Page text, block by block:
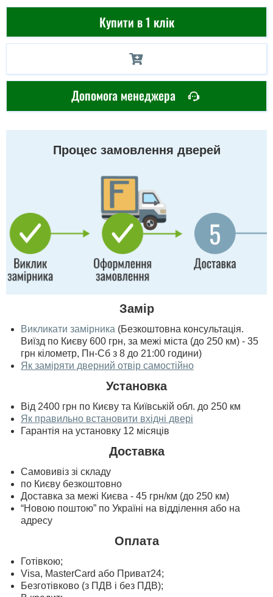
Купити в 1 клік
Допомога менеджера
Процес замовлення дверей
Замір
Викликати замірника (Безкоштовна консультація.
Виїзд по Києву 600 грн, за межі міста (до 250 км) - 35
грн кілометр, Пн-Сб з 8 до 21:00 години)
Як заміряти дверний отвір самостійно
Установка
Від 2400 грн по Києву та Київській обл. до 250 км
Як правильно встановити вхідні двері
Гарантія на установку 12 місяців
Доставка
Самовивіз зі складу
по Києву безкоштовно
Доставка за межі Києва - 45 грн/км (до 250 км)
“Новою поштою” по Україні на відділення або на
адресу
Оплата
Готівкою;
Visa, MasterСard або Приват24;
Безготівково (з ПДВ і без ПДВ);